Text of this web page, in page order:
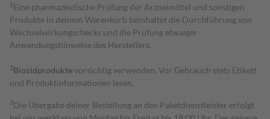
1 Eine pharmazeutische Prüfung der Arzneimittel und sonstigen
Produkte in deinem Warenkorb beinhaltet die Durchführung von
Wechselwirkungschecks und die Prüfung etwaiger
Anwendungshinweise des Herstellers.
2Biozidproduktevorsichtig verwenden. Vor Gebrauch stets Etikett
und Produktinformationen lesen.
3Die Übergabe deiner Bestellung an den Paketdienstleister erfolgt